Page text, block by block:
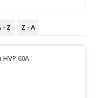
- Z Z - A
60A